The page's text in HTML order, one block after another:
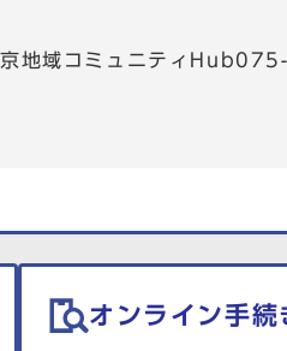
京地域コミュニティ
オンライン手続